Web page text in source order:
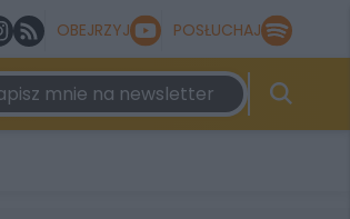
OBEJRZYJ POSŁUCHAJ
mnie na newsletter